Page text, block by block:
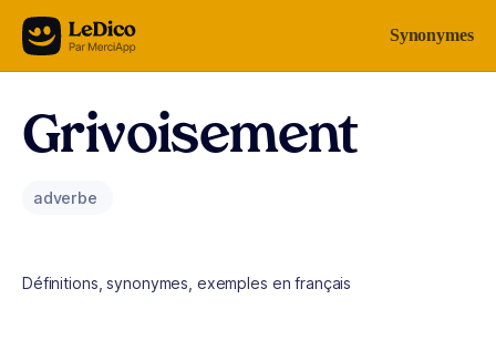
Aller au contenu Synonymes
Grivoisement
adverbe
Définitions, synonymes, exemples en français